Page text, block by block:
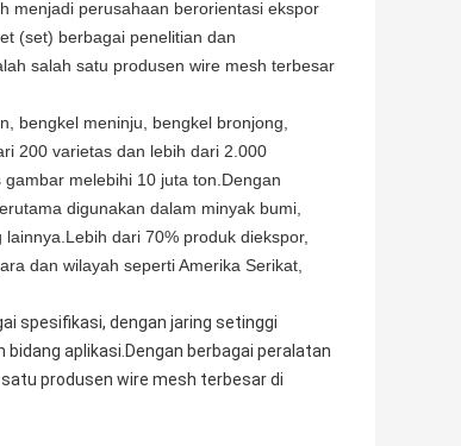
menjadi perusahaan berorientasi ekspor
(set) berbagai penelitian dan
salah satu produsen wire mesh terbesar
bengkel meninju, bengkel bronjong,
200 varietas dan lebih dari 2.000
melebihi 10 juta ton.Dengan
digunakan dalam minyak bumi,
dari 70% produk diekspor,
dan wilayah seperti Amerika Serikat,
spesifikasi, dengan jaring setinggi
aplikasi.Dengan berbagai peralatan
produsen wire mesh terbesar di